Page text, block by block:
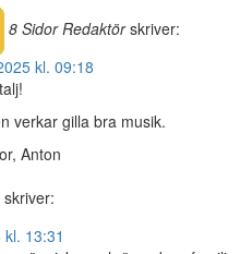
8 SidorRedaktör skriver:
kl. 09:18
verkar gilla bra musik.
Anton
skriver:
13:31